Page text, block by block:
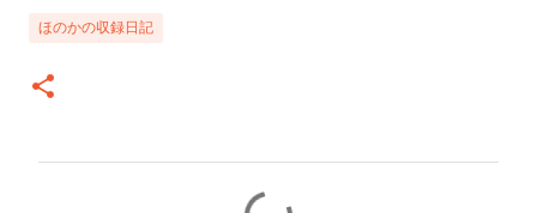
ほのかの収録日記